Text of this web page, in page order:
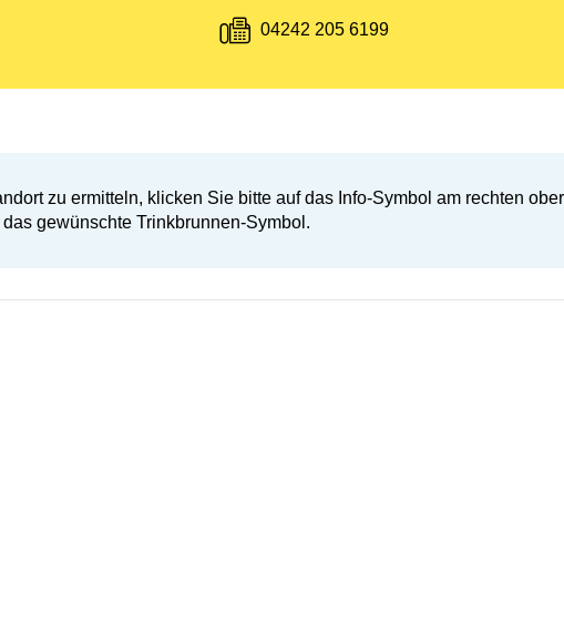
Fax:
04242 205 6199
zu ermitteln, klicken Sie bitte auf das Info-Symbol am rechten
gewünschte Trinkbrunnen-Symbol.